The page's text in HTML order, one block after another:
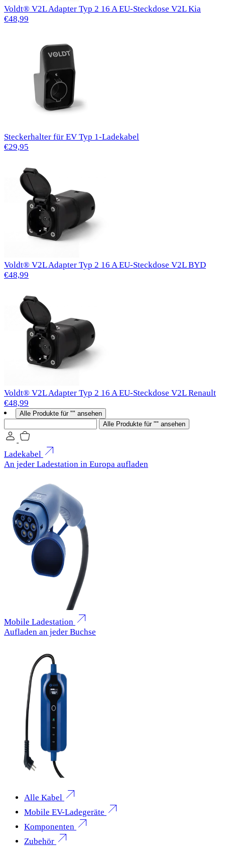
Voldt® V2L Adapter Typ 2 16 A EU-Steckdose V2L Kia
€48,99
Steckerhalter für EV Typ 1-Ladekabel
€29,95
Voldt® V2L Adapter Typ 2 16 A EU-Steckdose V2L BYD
€48,99
Voldt® V2L Adapter Typ 2 16 A EU-Steckdose V2L Renault
€48,99
Alle Produkte für "" ansehen
Alle Produkte für "" ansehen
Ladekabel
An jeder Ladestation in Europa aufladen
Mobile Ladestation
Aufladen an jeder Buchse
Alle Kabel
Mobile EV-Ladegeräte
Komponenten
Zubehör